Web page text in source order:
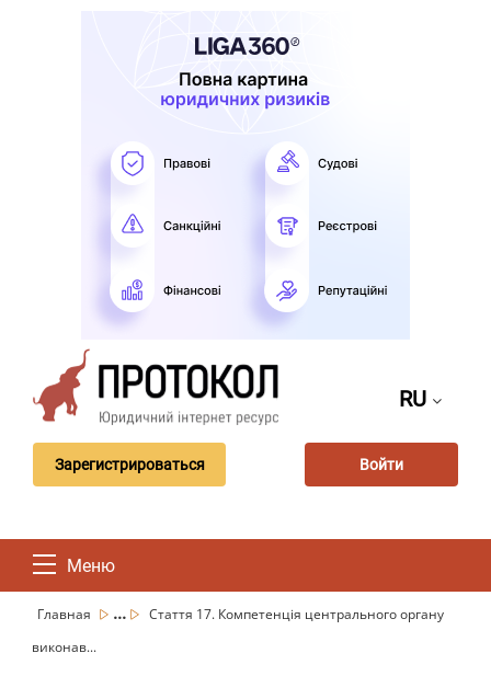
RU
Зарегистрироваться Войти
Меню
Главная ...
Стаття 17. Компетенція центрального органу
виконав...